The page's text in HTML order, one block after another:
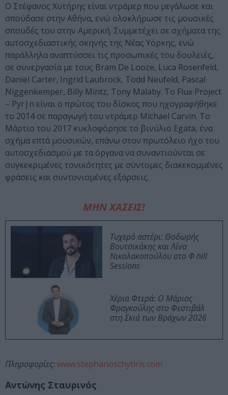
Ο Στέφανος Χυτήρης είναι ντράμερ που μεγάλωσε και
σπούδασε στην Αθήνα, ενώ ολοκλήρωσε τις μουσικές
σπουδές του στην Αμερική. Συμμετέχει σε σχήματα της
αυτοσχεδιαστικής σκηνής της Νέας Υόρκης, ενώ
παράλληλα αναπτύσσει τις προσωπικές του δουλειές,
σε συνεργασία με τους Bram De Looze, Luca Rosenfeld,
Daniel Carter, Ingrid Laubrock, Todd Neufeld, Pascal
Niggenkemper, Billy Mintz, Tony Malaby. To Flux Project
– Pyr|n είναι ο πρώτος του δίσκος που ηχογραφήθηκε
το 2014 σε παραγωγή του ντράμερ Michael Carvin. Το
Μάρτιο του 2017 κυκλοφόρησε το βινύλιο Egata, ένα
σχήμα επτά μουσικών, επάνω στον πρωτόλειο ήχο του
αυτοσχεδιασμού με τα όργανα να συναντιούνται σε
συγκεκριμένες τονικότητες με σύντομες διακεκομμένες
φράσεις και συντονισμένες εξάρσεις.
ΜΗΝ ΧΑΣΕΙΣ!
Τυχερό αστέρι: Θοδωρής
Βουτσικάκης και Λίνα
Νικολακοπούλου στο Φ hill
Sessions
Χέρια Φτερά: Ο Μάριος
Φραγκούλης στο Φεστιβάλ
στη Σκιά των Βράχων 2026
Πληροφορίες: www.stephanoschytiris.com
Αντώνης Σταυρινός